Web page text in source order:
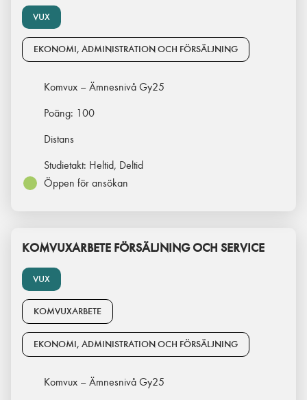
VUX
EKONOMI, ADMINISTRATION OCH FÖRSÄLJNING
Komvux – Ämnesnivå Gy25
Poäng: 100
Distans
Studietakt: Heltid, Deltid
Öppen för ansökan
VUX
KOMVUXARBETE FÖRSÄLJNING OCH SERVICE
KOMVUXARBETE
EKONOMI, ADMINISTRATION OCH FÖRSÄLJNING
Komvux – Ämnesnivå Gy25